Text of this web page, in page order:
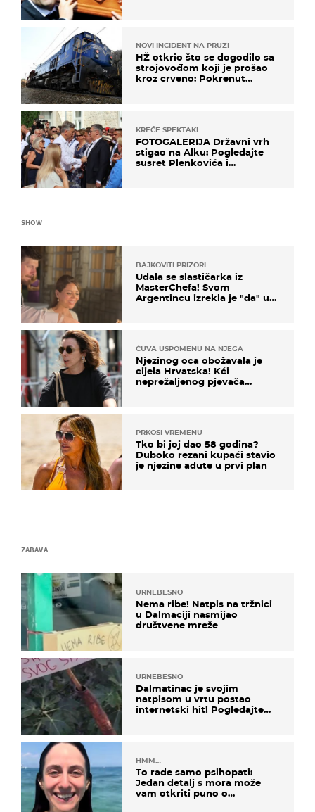
NOVI INCIDENT NA PRUZI
HŽ otkrio što se dogodilo sa
strojovođom koji je prošao
kroz crveno: Pokrenut
KREĆE SPEKTAKL
FOTOGALERIJA Državni vrh
stigao na Alku: Pogledajte
susret Plenkovića i
SHOW
BAJKOVITI PRIZORI
Udala se slastičarka iz
MasterChefa! Svom
Argentincu izrekla je "da" u
ČUVA USPOMENU NA NJEGA
Njezinog oca obožavala je
cijela Hrvatska! Kći
neprežaljenog pjevača
PRKOSI VREMENU
Tko bi joj dao 58 godina?
Duboko rezani kupaći stavio
je njezine adute u prvi plan
ZABAVA
URNEBESNO
Nema ribe! Natpis na tržnici
u Dalmaciji nasmijao
društvene mreže
URNEBESNO
Dalmatinac je svojim
natpisom u vrtu postao
internetski hit! Pogledajte
HMM…
To rade samo psihopati:
Jedan detalj s mora može
vam otkriti puno o